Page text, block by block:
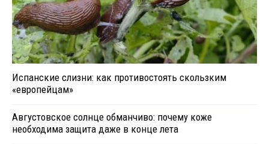
Испанские слизни: как противостоять скользким
«европейцам»
Августовское солнце обманчиво: почему коже
необходима защита даже в конце лета